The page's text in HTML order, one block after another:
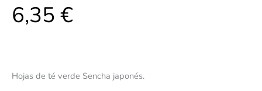
6,35 €
Hojas de té verde Sencha japonés.